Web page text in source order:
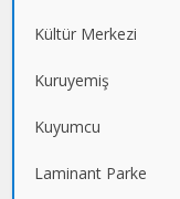
Kültür Merkezi
Kuruyemiş
Kuyumcu
Laminant Parke